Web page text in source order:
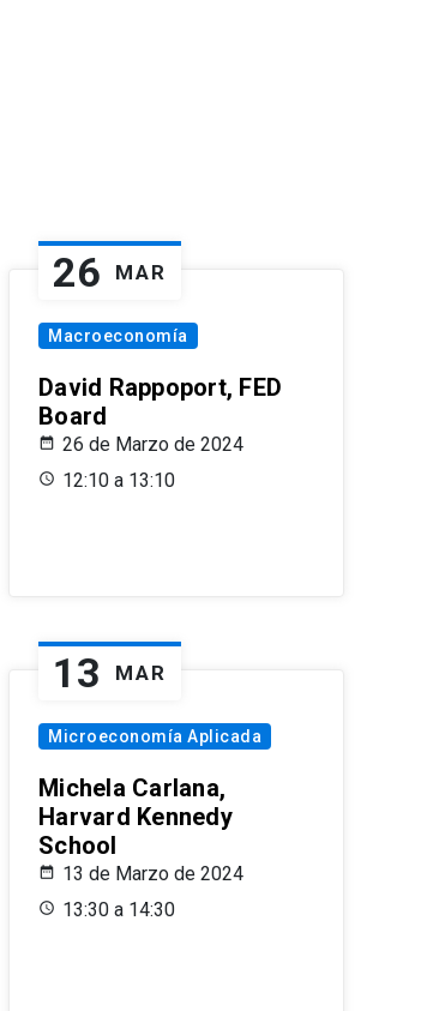
26 MAR
Macroeconomía
David Rappoport, FED
Board
26 de Marzo de 2024
12:10 a 13:10
13 MAR
Microeconomía Aplicada
Michela Carlana,
Harvard Kennedy
School
13 de Marzo de 2024
13:30 a 14:30